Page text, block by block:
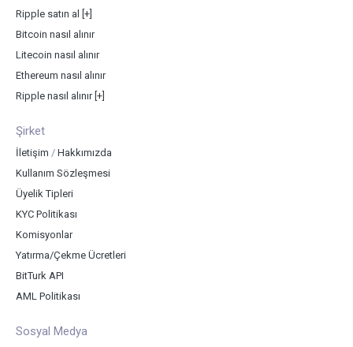
Ripple satın al
[+]
Bitcoin nasıl alınır
Litecoin nasıl alınır
Ethereum nasıl alınır
Ripple nasıl alınır [+]
Şirket
İletişim / Hakkımızda
Kullanım Sözleşmesi
Üyelik Tipleri
KYC Politikası
Komisyonlar
Yatırma/Çekme Ücretleri
BitTurk API
AML Politikası
Sosyal Medya